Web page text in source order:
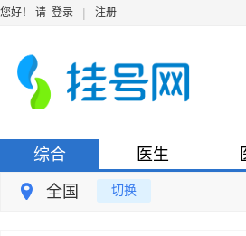
您好！ 请 登录 | 注册
综合 医生
全国 切换